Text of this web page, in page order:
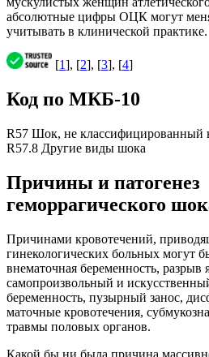
абсолютные цифры ОЦК могут
учитывать в клинической практике.
[1], [2], [3], [4]
Код по МКБ-10
R57 Шок, не классифицированный
R57.8 Другие виды шока
Причины и патогенез
геморрагического
Причинами кровотечений,
гинекологических больных могут
внематочная беременность, разрыв
самопроизвольный и
беременность, пузырный занос,
маточные кровотечения,
травмы половых органов.
Какой бы ни была причина